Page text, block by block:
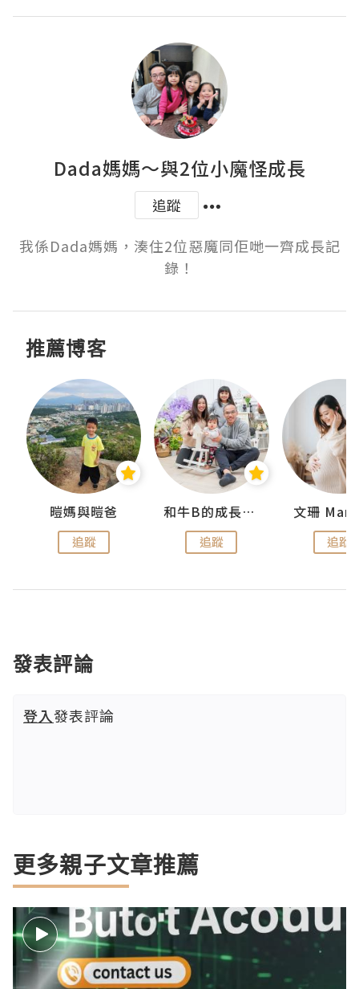
Dada媽媽～與2位小魔怪成長
追蹤
我係Dada媽媽，湊住2位惡魔同佢哋一齊成長記
錄！
推薦博客
暟媽與暟爸
追蹤
和牛B的成長日記
追蹤
文珊
追蹤
發表評論
登入發表評論
更多親子文章推薦